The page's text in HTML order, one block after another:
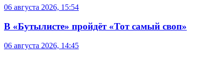
06 августа 2026, 15:54
В «Бутылисте» пройдёт «Тот самый своп»
06 августа 2026, 14:45